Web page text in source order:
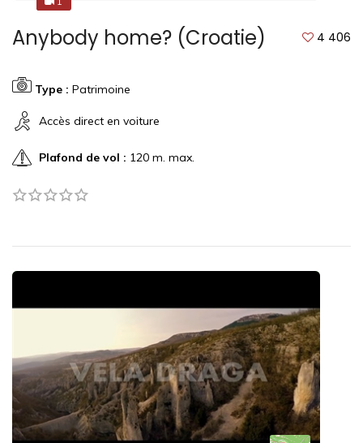
Anybody home? (Croatie) 4 406
Type : Patrimoine
Accès direct en voiture
Plafond de vol : 120 m. max.